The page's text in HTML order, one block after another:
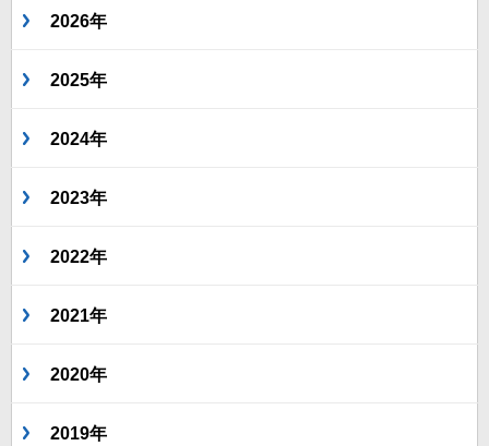
2026年
2025年
2024年
2023年
2022年
2021年
2020年
2019年